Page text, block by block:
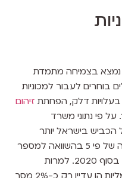
בצמיחה מתמדת
בוחרים לעבור למכוניות
בעלויות דלק, הפחתתזיהום
פי נתוני משרד
2022 היו על הכביש בישראל יותר
מ-50,000 מכוניות חשמליות, עלייה של פי 5 בהשוואה למספר
המכוניות החשמליות שהיו בישראל בסוף 2020. למרות
הצמיחה המהירה, המכוניות החשמליות הן עדיין רק כ-2% מסך